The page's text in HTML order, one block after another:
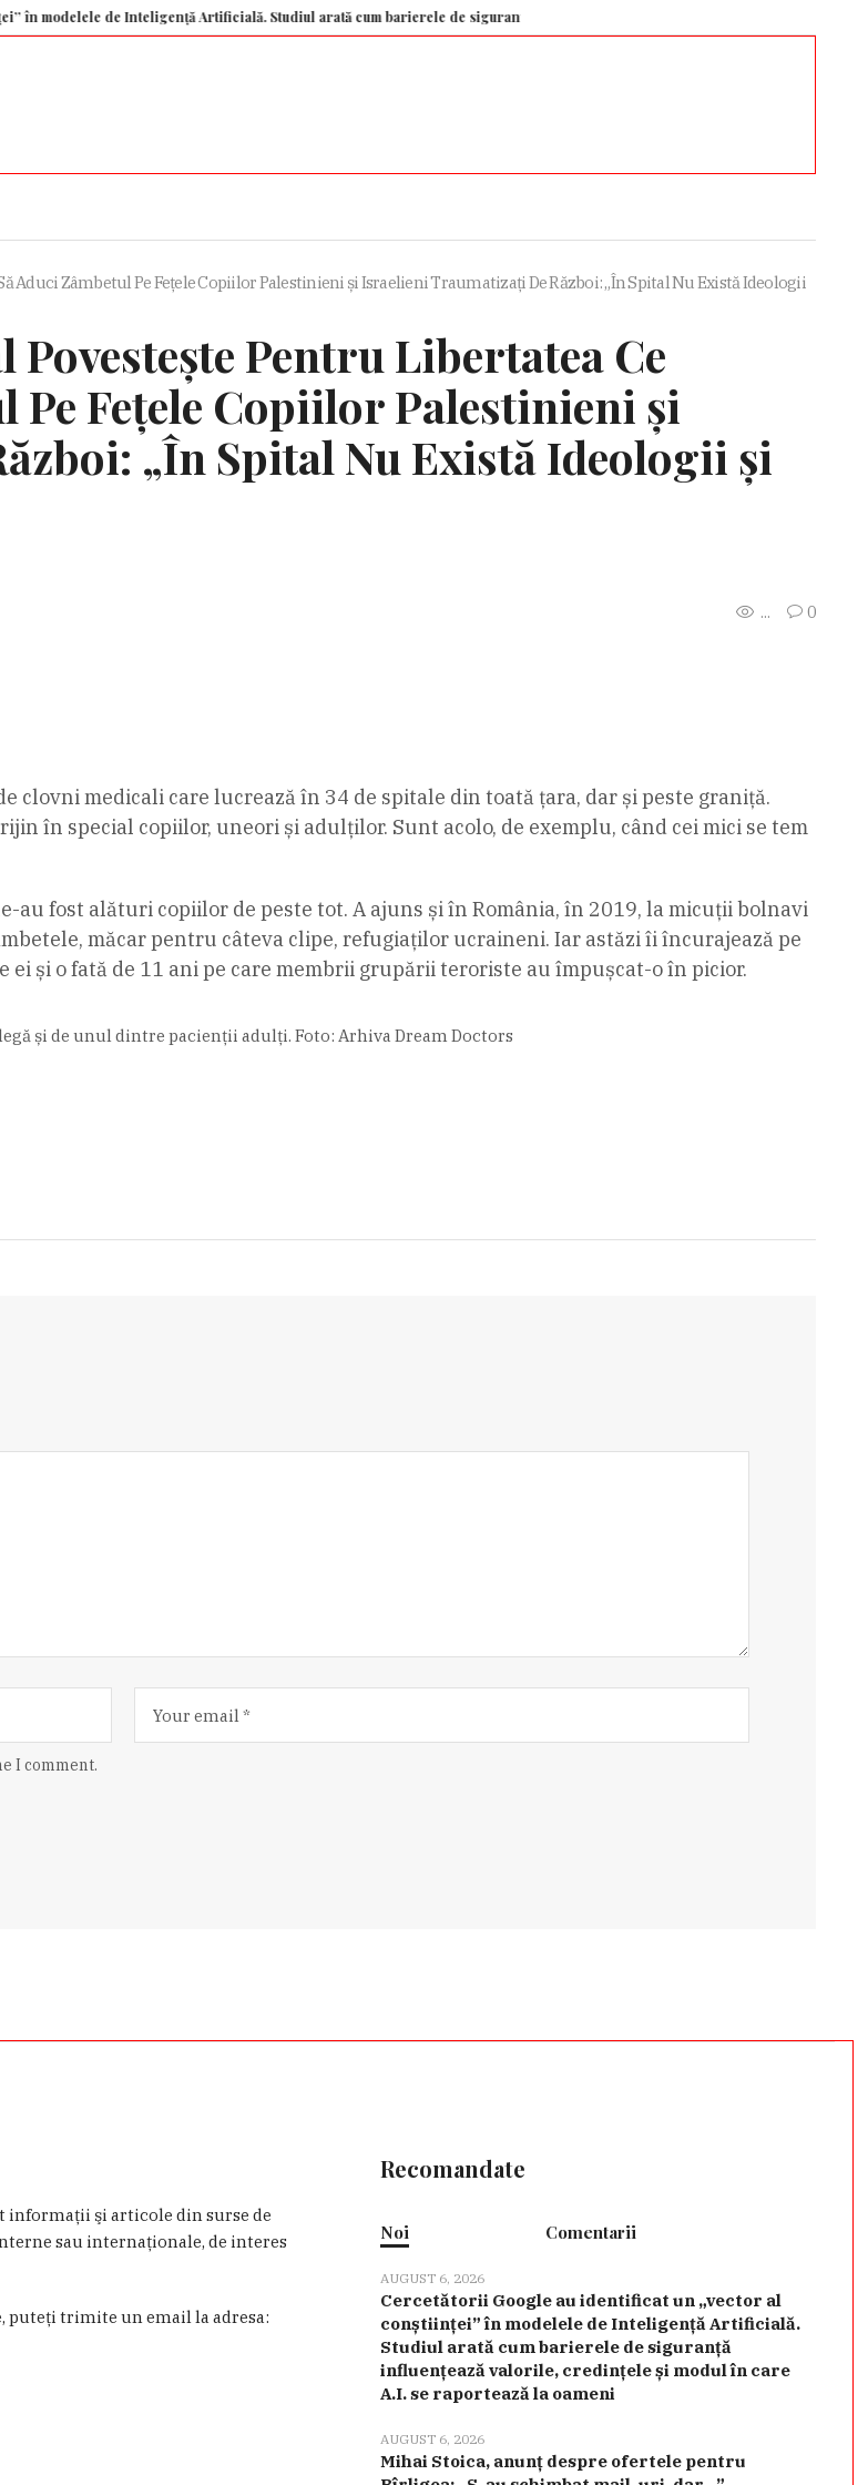
de Inteligență Artificială. Studiul arată cum barierele de siguranță influențează valorile, credințele și modul în care A.I. se
Aduci Zâmbetul Pe Fețele Copiilor Palestinieni și Israelieni Traumatizați De Război: „În Spital Nu Există Ideologii
Pentru Libertatea Ce
Pe Fețele Copiilor Palestinieni și
„În Spital Nu Există Ideologii și
...
0
clovni medicali care lucrează în 34 de spitale din toată țara, dar și peste graniță.
în special copiilor, uneori și adulților. Sunt acolo, de exemplu, când cei mici se tem
au fost alături copiilor de peste tot. A ajuns și în România, în 2019, la micuții bolnavi
măcar pentru câteva clipe, refugiaților ucraineni. Iar astăzi îi încurajează pe
și o fată de 11 ani pe care membrii grupării teroriste au împușcat-o în picior.
și de unul dintre pacienții adulți. Foto: Arhiva Dream Doctors
I comment.
informaţii şi articole din surse de
sau internaţionale, de interes
puteţi trimite un email la adresa:
Recomandate
Noi Comentarii
AUGUST 6, 2026
Cercetătorii Google au identificat un „vector al
conștiinței” în modelele de Inteligență Artificială.
Studiul arată cum barierele de siguranță
influențează valorile, credințele și modul în care
A.I. se raportează la oameni
AUGUST 6, 2026
Mihai Stoica, anunț despre ofertele pentru